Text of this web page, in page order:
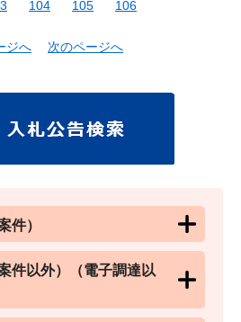
104 105 106
ジへ 次のページへ
件）
件以外）（電子調達以